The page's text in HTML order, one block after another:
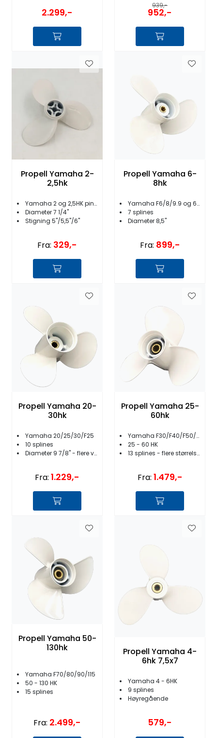
2.299,-
939,-
952,-
Propell Yamaha 2-
2,5hk
Yamaha 2 og 2,5HK pin drive
Diameter 7 1/4''
Stigning 5''/5,5''/6''
Fra: 329,-
Propell Yamaha 6-
8hk
Yamaha F6/8/9.9 og 6 og 8hk 2-takt
7 splines
Diameter 8,5''
Fra: 899,-
Propell Yamaha 20-
30hk
Yamaha 20/25/30/F25
10 splines
Diameter 9 7/8'' - flere varianter
Fra: 1.229,-
Propell Yamaha 25-
60hk
Yamaha F30/F40/F50/F60
25 - 60 HK
13 splines - flere størrelser
Fra: 1.479,-
Propell Yamaha 50-
130hk
Yamaha F70/80/90/115
50 - 130 HK
15 splines
Fra: 2.499,-
Propell Yamaha 4-
6hk 7,5x7
Yamaha 4 - 6HK
9 splines
Høyregående
579,-